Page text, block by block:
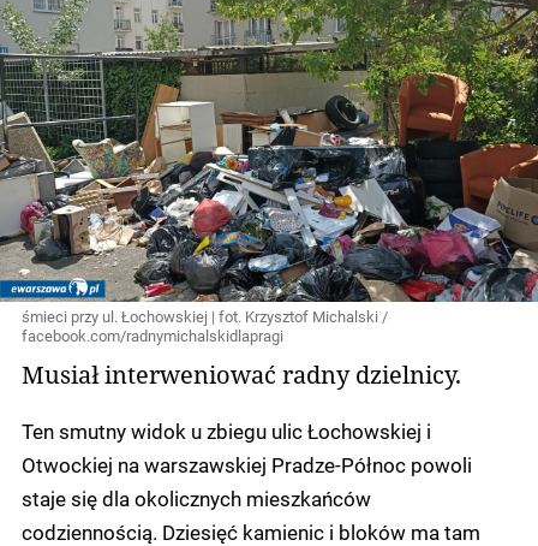
śmieci przy ul. Łochowskiej | fot. Krzysztof Michalski /
facebook.com/radnymichalskidlapragi
Musiał interweniować radny dzielnicy.
Ten smutny widok u zbiegu ulic Łochowskiej i
Otwockiej na warszawskiej Pradze-Północ powoli
staje się dla okolicznych mieszkańców
codziennością. Dziesięć kamienic i bloków ma tam